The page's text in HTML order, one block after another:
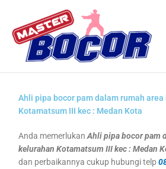
content
Ahli pipa bocor pam dalam rumah area
Kotamatsum III kec : Medan Kota
Anda memerlukan Ahli pipa bocor pam
kelurahan Kotamatsum III kec : Medan
dan perbaikannya cukup hubungi telp